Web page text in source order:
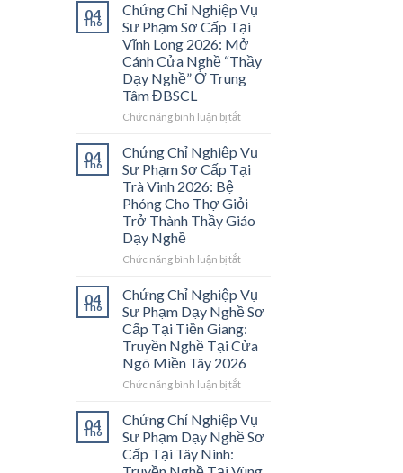
04
Th6
Chứng Chỉ Nghiệp Vụ
Sư Phạm Sơ Cấp Tại
Vĩnh Long 2026: Mở
Cánh Cửa Nghề “Thầy
Dạy Nghề” Ở Trung
Tâm ĐBSCL
Chức năng bình luận bị tắtở
Chỉ
Nghiệp
Vụ
Phạm
Sơ
2026:
Mở
Cánh
Cửa
Nghề
Dạy
Ở
Trung
ĐBSCL
04
Th6
Chứng Chỉ Nghiệp Vụ
Sư Phạm Sơ Cấp Tại
Trà Vinh 2026: Bệ
Phóng Cho Thợ Giỏi
Trở Thành Thầy Giáo
Dạy Nghề
Chức năng bình luận bị tắtở
Chỉ
Nghiệp
Vụ
Sư
Phạm
Sơ
Cấp
Vinh
2026:
04
Th6
Chứng Chỉ Nghiệp Vụ
Sư Phạm Dạy Nghề Sơ
Cấp Tại Tiền Giang:
Truyền Nghề Tại Cửa
Ngõ Miền Tây 2026
Chức năng bình luận bị tắtở
Chỉ
Nghiệp
Vụ
04
Th6
Chứng Chỉ Nghiệp Vụ
Sư Phạm Dạy Nghề Sơ
Cấp Tại Tây Ninh: